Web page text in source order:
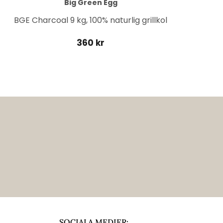
Big Green Egg
BGE Charcoal 9 kg, 100% naturlig grillkol
360 kr